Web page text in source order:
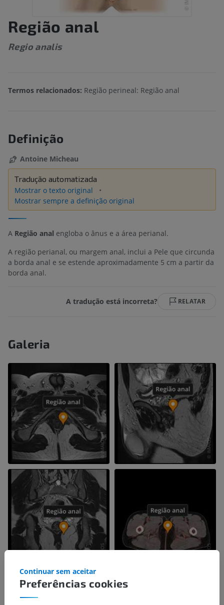
Região anal
Regio analis
Termos relacionados: Região perineal: Região anal
Definição
Antoine Micheau
Tradução automatizada
Mostrar o texto original
Mostrar sempre a definição original
A Região anal engloba o ânus e a área perianal.
A região perianal, ou margem anal, inclui a Pele que circunda
a borda anal e se estende aproximadamente 5 cm a partir da
borda anal.
A tradução está incorreta? RELATAR
Galeria
Preferências cookies
Continuar sem aceitar